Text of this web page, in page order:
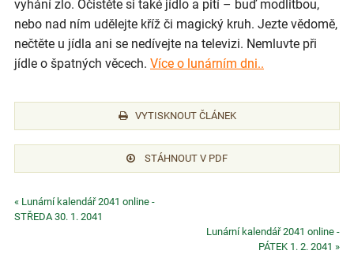
vyhání zlo. Očistěte si také jídlo a pití – buď modlitbou,
nebo nad ním udělejte kříž či magický kruh. Jezte vědomě,
nečtěte u jídla ani se nedívejte na televizi. Nemluvte při
jídle o špatných věcech. Více o lunárním dni..
VYTISKNOUT ČLÁNEK
STÁHNOUT V PDF
« Lunární kalendář 2041 online -
STŘEDA 30. 1. 2041
Lunární kalendář 2041 online -
PÁTEK 1. 2. 2041 »